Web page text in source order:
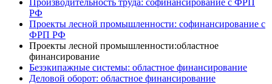
Производительность труда: софинансирование с ФРП
РФ
Проекты лесной промышленности: софинансирование с
ФРП РФ
Проекты лесной промышленности:областное
финансирование
Безэкипажные системы: областное финансирование
Деловой оборот: областное финансирование